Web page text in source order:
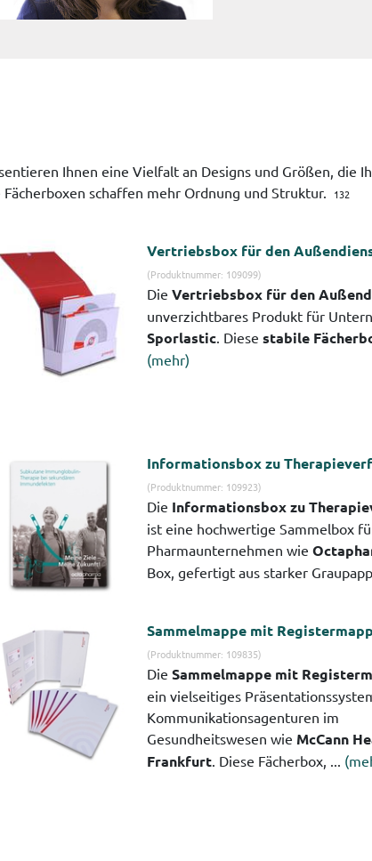
Ihnen eine Vielfalt an Designs und Größen, die
schaffen mehr Ordnung und Struktur.
132
Vertriebsbox für den
(Produktnummer: 109099)
Die Vertriebsbox für den
unverzichtbares Produkt für
Sporlastic. Diese stabile
(mehr)
Informationsbox zu
(Produktnummer: 109923)
Die Informationsbox zu
ist eine hochwertige Sammelbox
Pharmaunternehmen wie
Box, gefertigt aus starker
Sammelmappe mit
(Produktnummer: 109835)
Die Sammelmappe mit
ein vielseitiges
Kommunikationsagenturen im
Gesundheitswesen wie McCann
Frankfurt. Diese Fächerbox, ...